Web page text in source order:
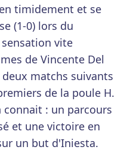
timidement et se
(1-0) lors du
vite
de Vincente Del
matchs suivants
de la poule H.
: un parcours
et une victoire en
un but d'Iniesta.